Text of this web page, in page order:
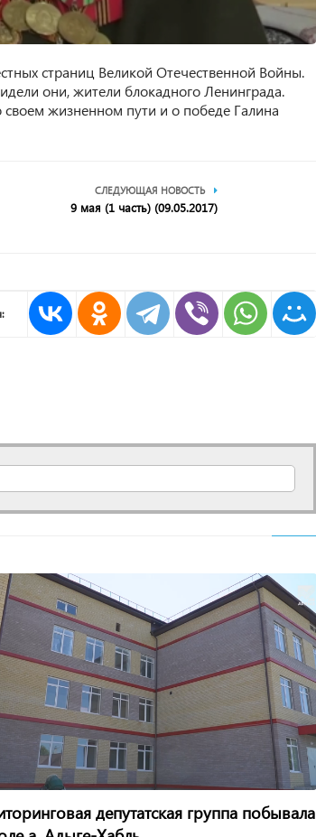
страниц Великой Отечественной Войны.
они, жители блокадного Ленинграда.
жизненном пути и о победе Галина
СЛЕДУЮЩАЯ НОВОСТЬ
9 мая (1 часть) (09.05.2017)
депутатская группа побывала